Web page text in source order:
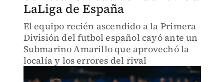
LaLiga de España
El equipo recién ascendido a la Primera
División del futbol español cayó ante un
Submarino Amarillo que aprovechó la
localía y los errores del rival